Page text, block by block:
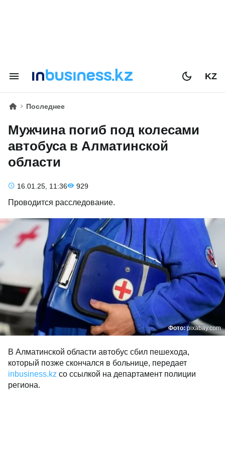
KZ
Последнее
Мужчина погиб под колесами
автобуса в Алматинской
области
16.01.25, 11:36 929
Проводится расследование.
Фото:pixabay.com
В Алматинской области автобус сбил пешехода,
который позже скончался в больнице, передает
inbusiness.kz cо ссылкой на департамент полиции
региона.